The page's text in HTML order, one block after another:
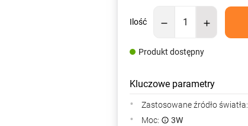
Ilość
Produkt dostępny
Kluczowe parametry
Zastosowane źródło światła:
Moc:
3W